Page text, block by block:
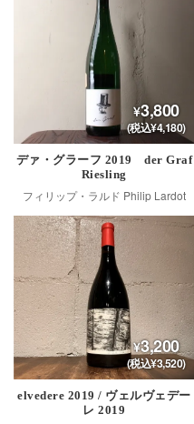
3,800
(税込¥4,180)
デァ・グラーフ 2019 der Graf
Riesling
フィリップ・ラルド Philip Lardot
3,200
(税込¥3,520)
elvedere 2019 / ヴェルヴェデー
レ 2019